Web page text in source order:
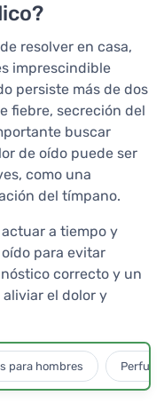
resolver en casa,
imprescindible
persiste más de dos
fiebre, secreción del
buscar
de oído puede ser
como una
del tímpano.
a tiempo y
para evitar
correcto y un
el dolor y
para hombres